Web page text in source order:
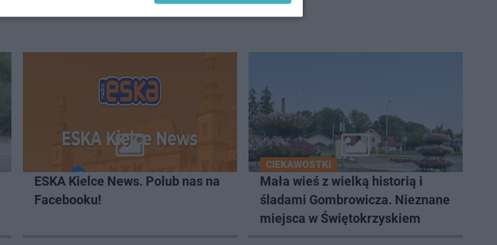
ESKA Kielce News. Polub nas na
Facebooku!
CIEKAWOSTKI
Mała wieś z wielką historią i
śladami Gombrowicza. Nieznane
miejsca w Świętokrzyskiem